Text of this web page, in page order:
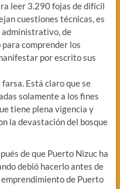
leer 3.290 fojas de difícil
cuestiones técnicas, es
administrativo, de
comprender los
por escrito sus
Está claro que se
solamente a los fines
tiene plena vigencia y
la devastación del bosque
de que Puerto Nizuc ha
debió hacerlo antes de
de Puerto